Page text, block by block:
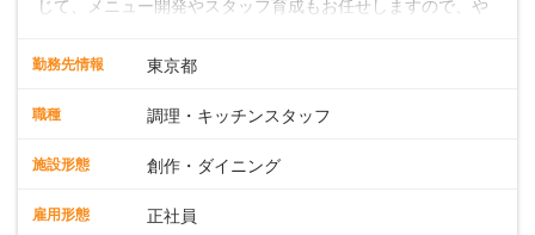
じて、メニュー開発やスタッフ育成もお任せしますので、や
アアップのチャンスが豊富に用意されています。 【Dam
もと、クラフトビールと共に楽しめるこだわりのフィッシュ
中東、アジアなどの多国籍エッセンスを取り入れたカジュア
楽しい・美味しい瞬間をビールでつなぐことをコンセプト
勤務先情報 東京都
職種 調理・キッチンスタッフ
施設形態 創作・ダイニング
雇用形態 正社員